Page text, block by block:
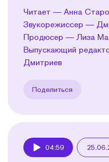
Читает — Анна
Звукорежиссер —
Продюсер — Лиза
Выпускающий
Дмитриев
Поделиться
04:59